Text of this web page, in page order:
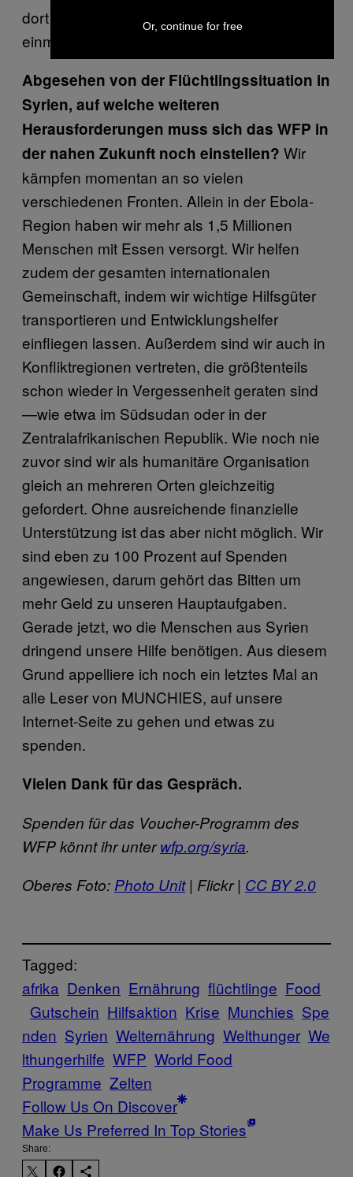
dort lebenden Menschen können nicht
einmal ihre eigenen Kinder ernähren.
Abgesehen von der Flüchtlingssituation in
Syrien, auf welche weiteren
Herausforderungen muss sich das WFP in
der nahen Zukunft noch einstellen? Wir
kämpfen momentan an so vielen
verschiedenen Fronten. Allein in der Ebola-
Region haben wir mehr als 1,5 Millionen
Menschen mit Essen versorgt. Wir helfen
zudem der gesamten internationalen
Gemeinschaft, indem wir wichtige Hilfsgüter
transportieren und Entwicklungshelfer
einfliegen lassen. Außerdem sind wir auch in
Konfliktregionen vertreten, die größtenteils
schon wieder in Vergessenheit geraten sind
—wie etwa im Südsudan oder in der
Zentralafrikanischen Republik. Wie noch nie
zuvor sind wir als humanitäre Organisation
gleich an mehreren Orten gleichzeitig
gefordert. Ohne ausreichende finanzielle
Unterstützung ist das aber nicht möglich. Wir
sind eben zu 100 Prozent auf Spenden
angewiesen, darum gehört das Bitten um
mehr Geld zu unseren Hauptaufgaben.
Gerade jetzt, wo die Menschen aus Syrien
dringend unsere Hilfe benötigen. Aus diesem
Grund appelliere ich noch ein letztes Mal an
alle Leser von MUNCHIES, auf unsere
Internet-Seite zu gehen und etwas zu
spenden.
Vielen Dank für das Gespräch.
Spenden für das Voucher-Programm des
WFP könnt ihr unterwfp.org/syria.
Oberes Foto: Photo Unit| Flickr | CC BY 2.0
Tagged:
afrika Denken Ernährung flüchtlinge Food
Gutschein Hilfsaktion Krise Munchies Spe
nden Syrien Welternährung Welthunger We
lthungerhilfe WFP World Food
Programme Zelten
Follow Us On Discover
Make Us Preferred In Top Stories
Share:
Or, continue for free